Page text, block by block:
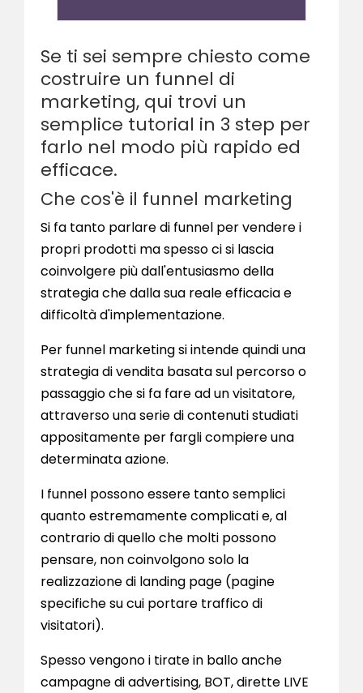
Se ti sei sempre chiesto come
costruire un funnel di
marketing, qui trovi un
semplice tutorial in 3 step per
farlo nel modo più rapido ed
efficace.
Che cos'è il funnel marketing
Si fa tanto parlare di funnel per vendere i
propri prodotti ma spesso ci si lascia
coinvolgere più dall'entusiasmo della
strategia che dalla sua reale efficacia e
difficoltà d'implementazione.
Per funnel marketing si intende quindi una
strategia di vendita basata sul percorso o
passaggio che si fa fare ad un visitatore,
attraverso una serie di contenuti studiati
appositamente per fargli compiere una
determinata azione.
I funnel possono essere tanto semplici
quanto estremamente complicati e, al
contrario di quello che molti possono
pensare, non coinvolgono solo la
realizzazione di landing page (pagine
specifiche su cui portare traffico di
visitatori).
Spesso vengono i tirate in ballo anche
campagne di advertising, BOT, dirette LIVE